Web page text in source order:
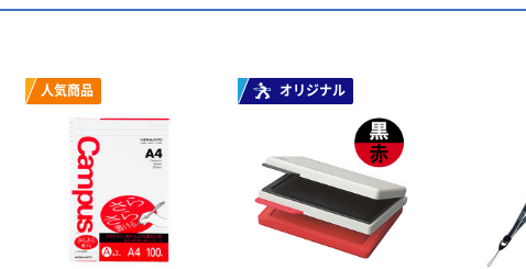
人気商品 オリジナル